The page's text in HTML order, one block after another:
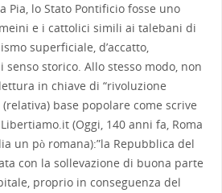
Pia, lo Stato Pontificio fosse uno
e i cattolici simili ai talebani di
superficiale, d’accatto,
storico. Allo stesso modo, non
in chiave di “rivoluzione
base popolare come scrive
(Oggi, 140 anni fa, Roma
un pò romana):”la Repubblica del
con la sollevazione di buona parte
proprio in conseguenza del